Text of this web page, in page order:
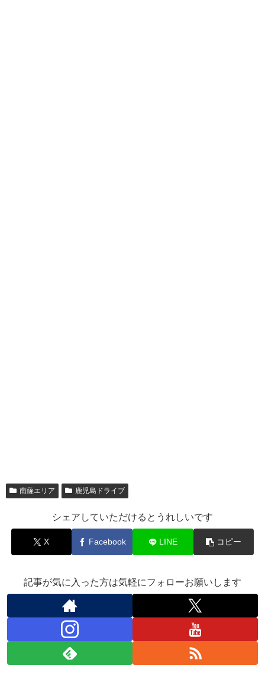
南薩エリア 鹿児島ドライブ
シェアしていただけるとうれしいです
X Facebook LINE コピー
記事が気に入った方は気軽にフォローお願いします